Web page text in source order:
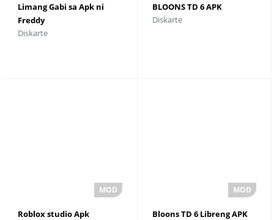
Limang Gabi sa Apk ni
Freddy
Diskarte
BLOONS TD 6 APK
Diskarte
Roblox studio Apk
Bloons TD 6 Libreng APK